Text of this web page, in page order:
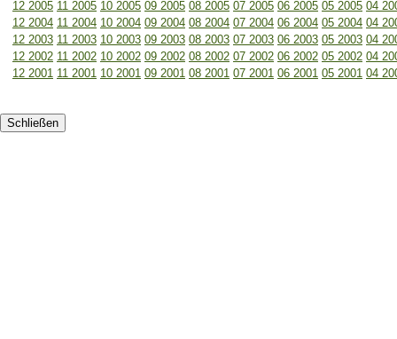
12 2005 11 2005 10 2005 09 2005 08 2005 07 2005 06 2005 05 2005 04
12 2004 11 2004 10 2004 09 2004 08 2004 07 2004 06 2004 05 2004 04
12 2003 11 2003 10 2003 09 2003 08 2003 07 2003 06 2003 05 2003 04
12 2002 11 2002 10 2002 09 2002 08 2002 07 2002 06 2002 05 2002 04
12 2001 11 2001 10 2001 09 2001 08 2001 07 2001 06 2001 05 2001 04